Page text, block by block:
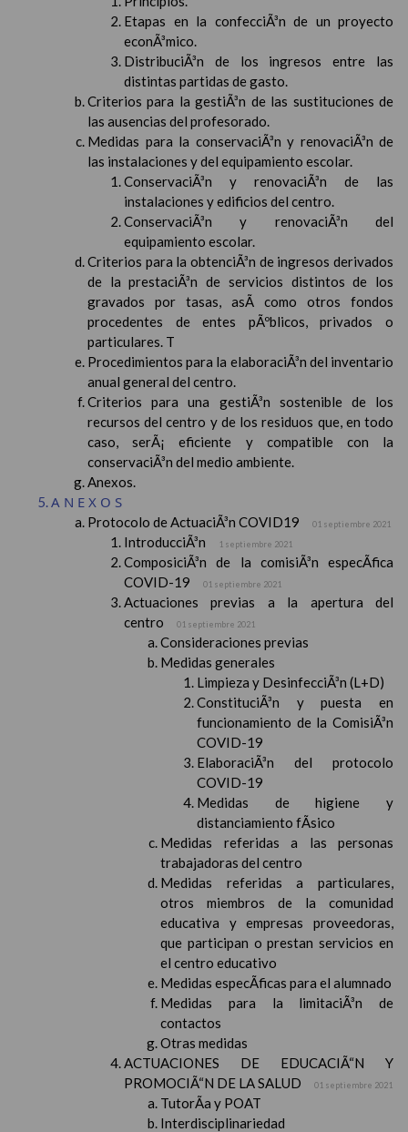
Etapas en la confecciÃ³n de un proyecto
econÃ³mico.
DistribuciÃ³n de los ingresos entre las
distintas partidas de gasto.
Criterios para la gestiÃ³n de las sustituciones de
las ausencias del profesorado.
Medidas para la conservaciÃ³n y renovaciÃ³n de
las instalaciones y del equipamiento escolar.
ConservaciÃ³n y renovaciÃ³n de las
instalaciones y edificios del centro.
ConservaciÃ³n y renovaciÃ³n del
equipamiento escolar.
Criterios para la obtenciÃ³n de ingresos derivados
de la prestaciÃ³n de servicios distintos de los
gravados por tasas, asÃ­ como otros fondos
procedentes de entes pÃºblicos, privados o
particulares. T
Procedimientos para la elaboraciÃ³n del inventario
anual general del centro.
Criterios para una gestiÃ³n sostenible de los
recursos del centro y de los residuos que, en todo
caso, serÃ¡ eficiente y compatible con la
conservaciÃ³n del medio ambiente.
Anexos.
ANEXOS
Protocolo de ActuaciÃ³n COVID19 01 septiembre 2021
IntroducciÃ³n 1 septiembre 2021
ComposiciÃ³n de la comisiÃ³n especÃ­fica
COVID-19
01 septiembre 2021
Actuaciones previas a la apertura del
centro
01 septiembre 2021
Consideraciones previas
Medidas generales
Limpieza y DesinfecciÃ³n (L+D)
ConstituciÃ³n y puesta en
funcionamiento de la ComisiÃ³n
COVID-19
ElaboraciÃ³n del protocolo
COVID-19
Medidas de higiene y
distanciamiento fÃ­sico
Medidas referidas a las personas
trabajadoras del centro
Medidas referidas a particulares,
otros miembros de la comunidad
educativa y empresas proveedoras,
que participan o prestan servicios en
el centro educativo
Medidas especÃ­ficas para el alumnado
Medidas para la limitaciÃ³n de
contactos
Otras medidas
ACTUACIONES DE EDUCACIÃ“N Y
PROMOCIÃ“N DE LA SALUD
01 septiembre 2021
TutorÃ­a y POAT
Interdisciplinariedad